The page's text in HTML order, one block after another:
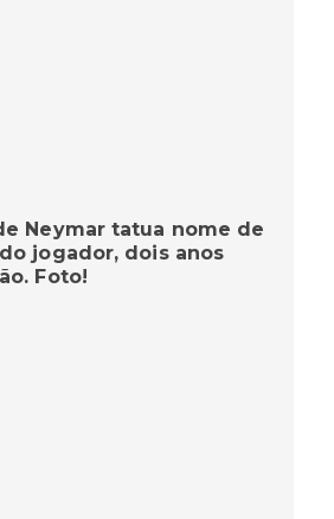
Neymar tatua nome de
jogador, dois anos
Foto!